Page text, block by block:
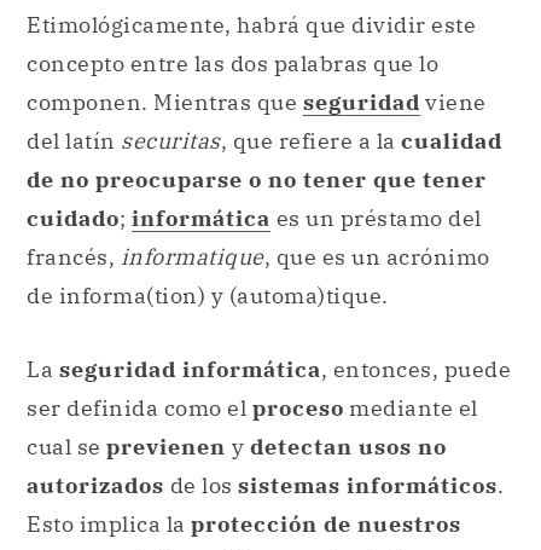
Etimológicamente, habrá que dividir este
concepto entre las dos palabras que lo
componen. Mientras que seguridad viene
del latín securitas, que refiere a la cualidad
de no preocuparse o no tener que tener
cuidado; informática es un préstamo del
francés, informatique, que es un acrónimo
de informa(tion) y (automa)tique.
La seguridad informática, entonces, puede
ser definida como el proceso mediante el
cual se previenen y detectan usos no
autorizados de los sistemas informáticos.
Esto implica la protección de nuestros